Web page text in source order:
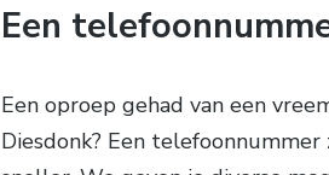
Een
Een oproep gehad van een
Diesdonk? Een